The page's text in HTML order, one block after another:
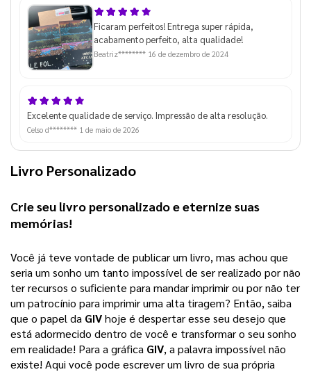
Ficaram perfeitos! Entrega super rápida,
acabamento perfeito, alta qualidade!
Beatriz******** 16 de dezembro de 2024
Excelente qualidade de serviço. Impressão de alta resolução.
Celso d******** 1 de maio de 2026
Livro Personalizado
Crie seu livro personalizado e eternize suas
memórias!
Você já teve vontade de publicar um livro, mas achou que
seria um sonho um tanto impossível de ser realizado por não
ter recursos o suficiente para mandar imprimir ou por não ter
um patrocínio para imprimir uma alta tiragem? Então, saiba
que o papel da GIVhoje é despertar esse seu desejo que
está adormecido dentro de você e transformar o seu sonho
em realidade! Para a gráfica GIV, a palavra impossível não
existe! Aqui você pode escrever um livro de sua própria